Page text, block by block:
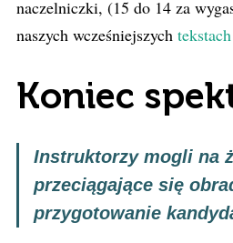
naczelniczki, (15 do 14 za
naszych wcześniejszych
Koniec
Instruktorzy mogli na
przeciągające się
przygotowanie